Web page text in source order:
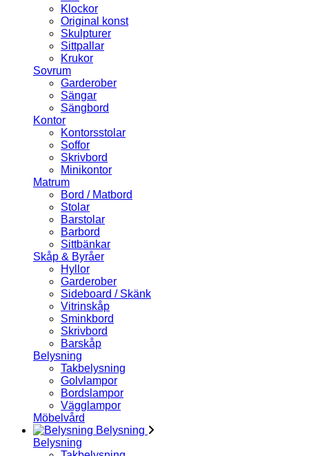
Klockor
Original konst
Skulpturer
Sittpallar
Krukor
Sovrum
Garderober
Sängar
Sängbord
Kontor
Kontorsstolar
Soffor
Skrivbord
Minikontor
Matrum
Bord / Matbord
Stolar
Barstolar
Barbord
Sittbänkar
Skåp & Byråer
Hyllor
Garderober
Sideboard / Skänk
Vitrinskåp
Sminkbord
Skrivbord
Barskåp
Belysning
Takbelysning
Golvlampor
Bordslampor
Vägglampor
Möbelvård
Belysning
Belysning